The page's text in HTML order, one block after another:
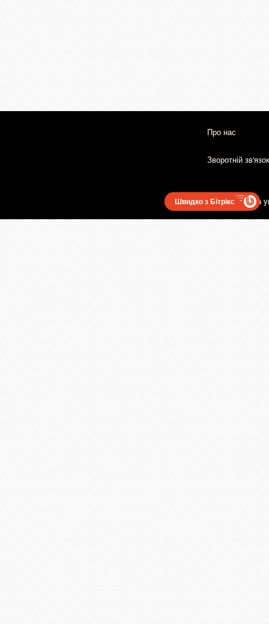
Про нас
Зворотній зв'язок
Користувацька
Швидко з Бітрікс